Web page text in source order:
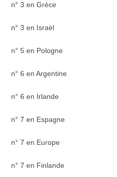
n° 3 en Grèce
n° 3 en Israël
n° 5 en Pologne
n° 6 en Argentine
n° 6 en Irlande
n° 7 en Espagne
n° 7 en Europe
n° 7 en Finlande